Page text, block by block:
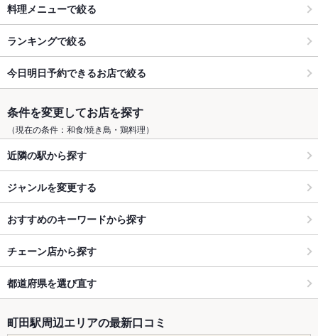
料理メニューで絞る
ランキングで絞る
今日明日予約できるお店で絞る
条件を変更してお店を探す
（現在の条件：和食/焼き鳥・鶏料理）
近隣の駅から探す
ジャンルを変更する
おすすめのキーワードから探す
チェーン店から探す
都道府県を選び直す
町田駅周辺エリアの最新口コミ